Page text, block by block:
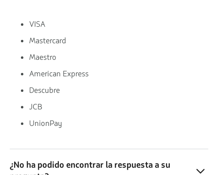
VISA
Mastercard
Maestro
American Express
Descubre
JCB
UnionPay
¿No ha podido encontrar la respuesta a su